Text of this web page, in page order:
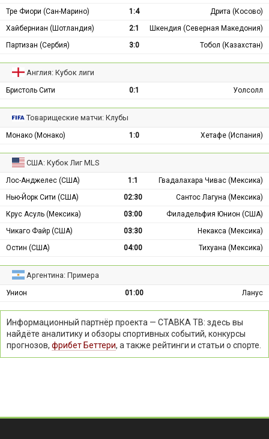
Тре Фиори (Сан-Марино)
1:4
Дрита (Косово)
Хайберниан (Шотландия)
2:1
Шкендия (Северная Македония)
Партизан (Сербия)
3:0 Тобол (Казахстан)
Англия: Кубок лиги
Бристоль Сити 0:1 Уолсолл
Товарищеские матчи: Клубы
Монако (Монако) 1:0 Хетафе (Испания)
США: Кубок Лиг MLS
Лос-Анджелес (США) 1:1
Гвадалахара Чивас (Мексика)
Нью-Йорк Сити (США)
02:30
Сантос Лагуна (Мексика)
Крус Асуль (Мексика)
03:00
Филадельфия Юнион (США)
Чикаго Файр (США)
03:30
Некакса (Мексика)
Остин (США)
04:00 Тихуана (Мексика)
Аргентина: Примера
Унион 01:00 Ланус
Информационный партнёр проекта — СТАВКА ТВ: здесь вы
найдёте аналитику и обзоры спортивных событий, конкурсы
прогнозов, фрибет Беттери, а также рейтинги и статьи о спорте.